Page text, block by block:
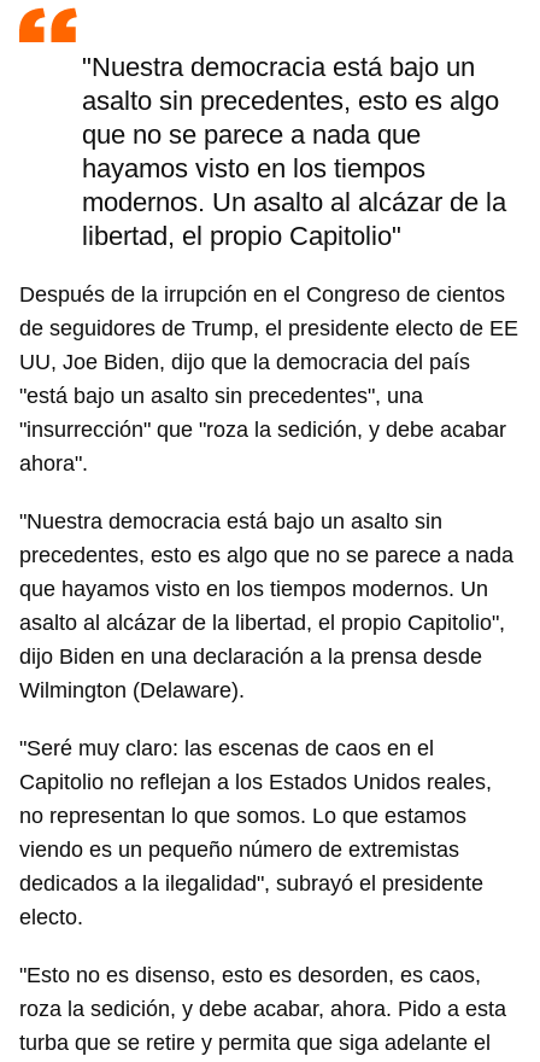
Guardar como favorito
Para poder guardar como favorito, primero has de
iniciar sesión con tu cuenta de 14ymedio.
INICIAR SESIÓN CANCELAR
"Nuestra democracia está bajo un
asalto sin precedentes, esto es algo
que no se parece a nada que
hayamos visto en los tiempos
modernos. Un asalto al alcázar de la
libertad, el propio Capitolio"
Después de la irrupción en el Congreso de cientos
de seguidores de Trump, el presidente electo de EE
UU, Joe Biden, dijo que la democracia del país
"está bajo un asalto sin precedentes", una
"insurrección" que "roza la sedición, y debe acabar
ahora".
"Nuestra democracia está bajo un asalto sin
precedentes, esto es algo que no se parece a nada
que hayamos visto en los tiempos modernos. Un
asalto al alcázar de la libertad, el propio Capitolio",
dijo Biden en una declaración a la prensa desde
Wilmington (Delaware).
"Seré muy claro: las escenas de caos en el
Capitolio no reflejan a los Estados Unidos reales,
no representan lo que somos. Lo que estamos
viendo es un pequeño número de extremistas
dedicados a la ilegalidad", subrayó el presidente
electo.
"Esto no es disenso, esto es desorden, es caos,
roza la sedición, y debe acabar, ahora. Pido a esta
turba que se retire y permita que siga adelante el